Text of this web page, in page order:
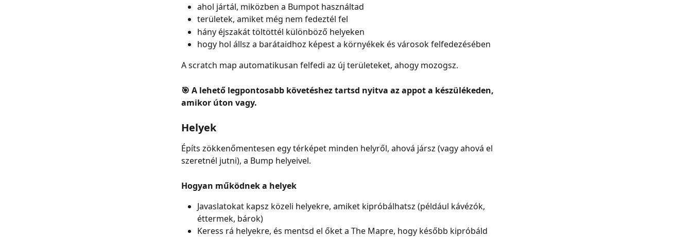
ahol jártál, miközben a Bumpot használtad
területek, amiket még nem fedeztél fel
hány éjszakát töltöttél különböző helyeken
hogy hol állsz a barátaidhoz képest a környékek és városok felfedezésében
A scratch map automatikusan felfedi az új területeket, ahogy mozogsz.
🎯 A lehető legpontosabb követéshez tartsd nyitva az appot a készülékeden,
amikor úton vagy.
Helyek
Építs zökkenőmentesen egy térképet minden helyről, ahová jársz (vagy ahová el
szeretnél jutni), a Bump helyeivel.
Hogyan működnek a helyek
Javaslatokat kapsz közeli helyekre, amiket kipróbálhatsz (például kávézók,
éttermek, bárok)
Keress rá helyekre, és mentsd el őket a The Mapre, hogy később kipróbáld